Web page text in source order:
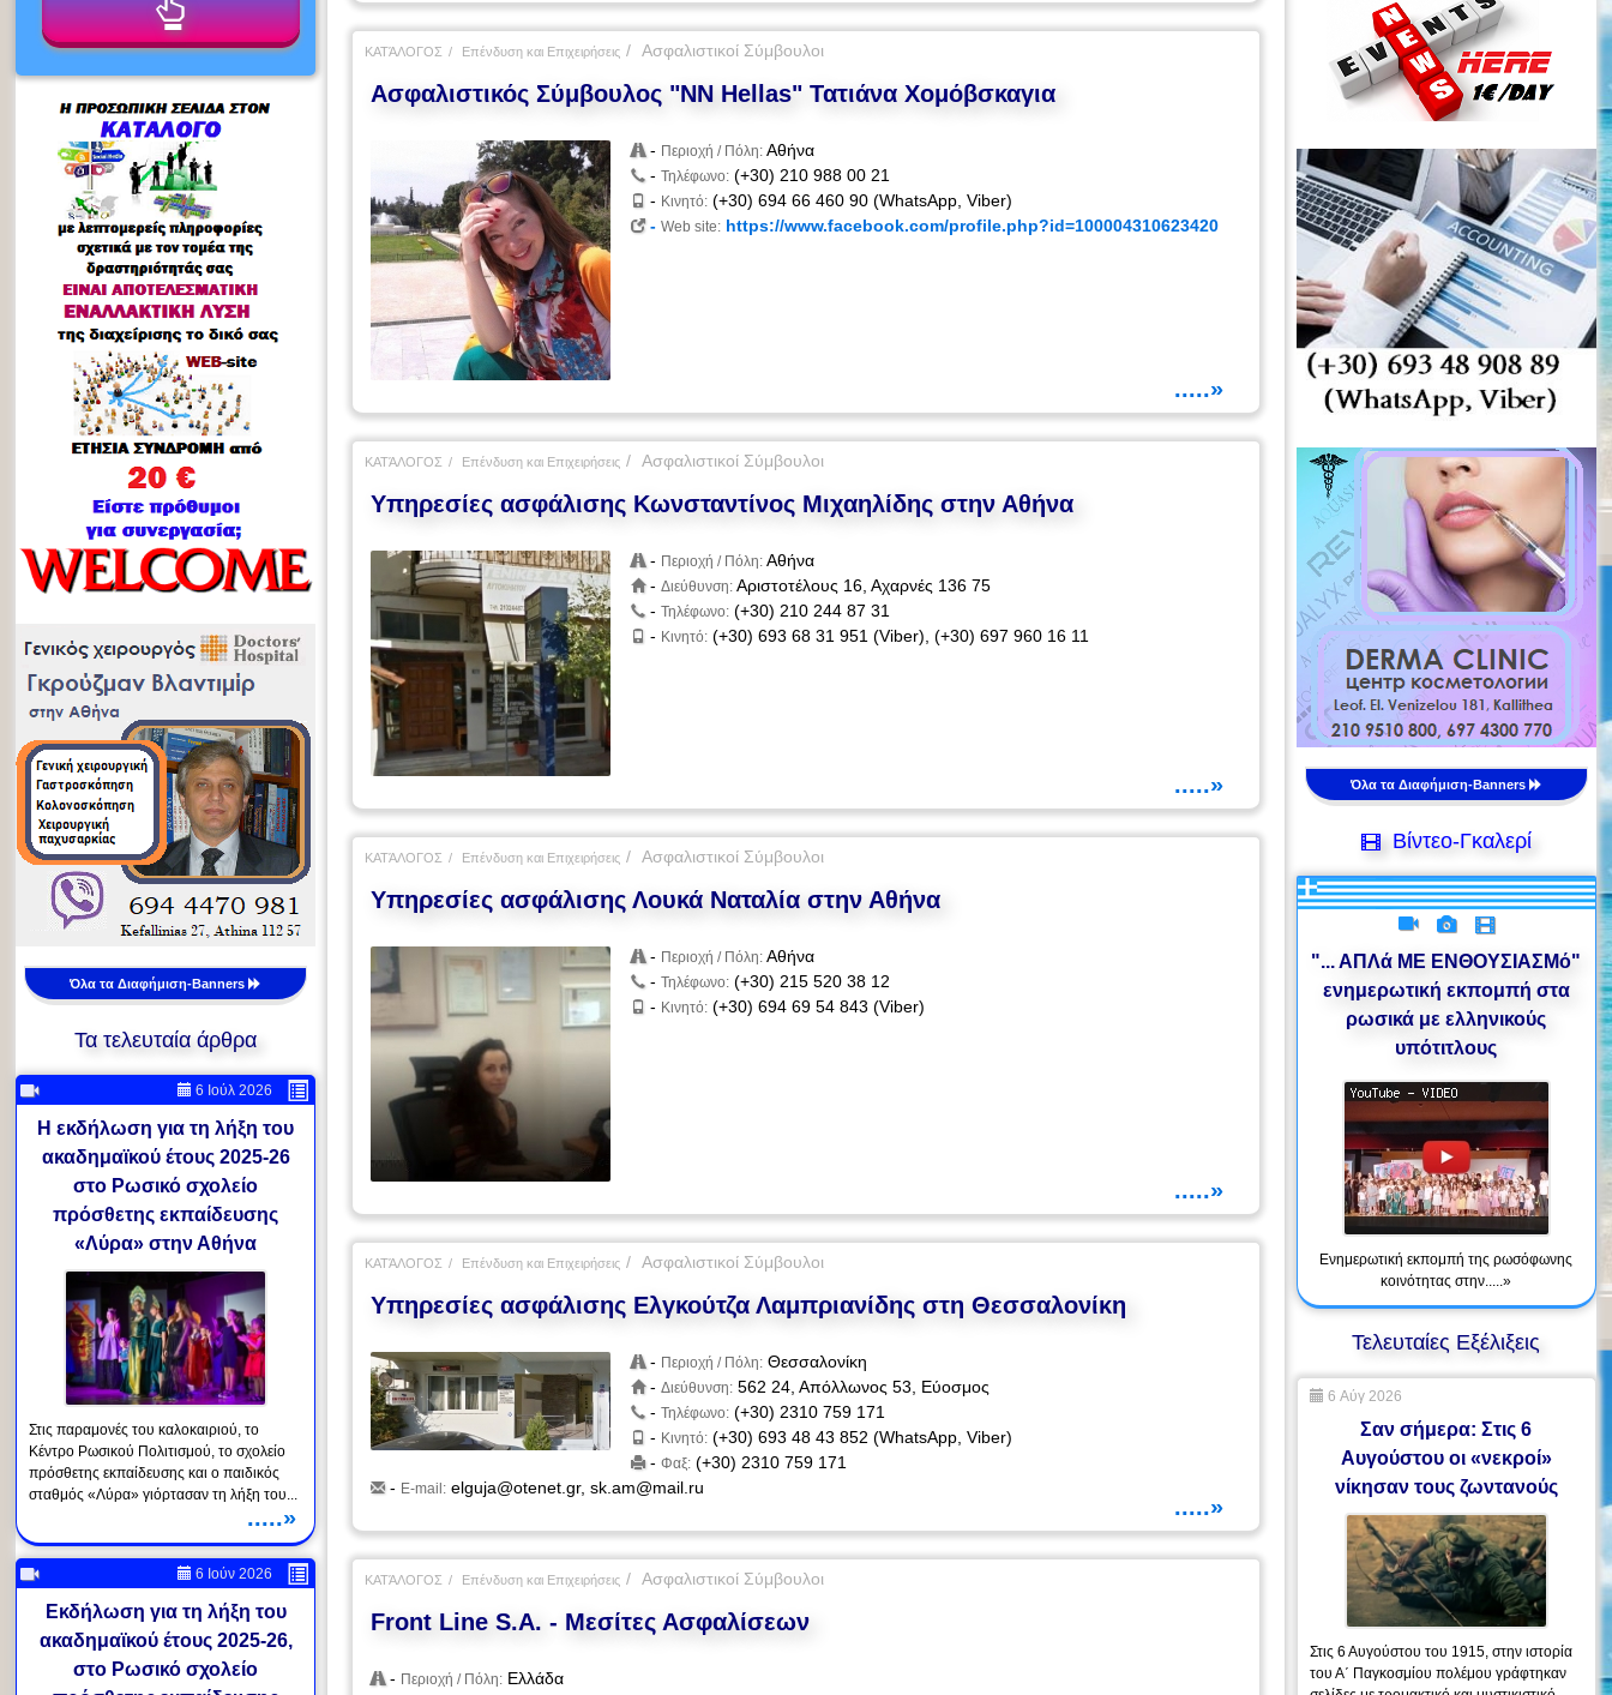
ΚΑΤΆΛΟΓΟΣ Επένδυση και Επιχειρήσεις Ασφαλιστικοί Σύμβουλοι
Ασφαλιστικός Σύμβουλος "NN Hellas" Τατιάνα Χομόβσκαγια
- Περιοχή / Πόλη: Αθήνα
-Τηλέφωνο: (+30) 210 988 00 21
- Κινητό: (+30) 694 66 460 90 (WhatsApp, Viber)
-Web site: https://www.facebook.com/profile.php?id=100004310623420
.....»
ΚΑΤΆΛΟΓΟΣ Επένδυση και Επιχειρήσεις Ασφαλιστικοί Σύμβουλοι
Υπηρεσίες ασφάλισης Κωνσταντίνος Μιχαηλίδης στην Αθήνα
- Περιοχή / Πόλη: Αθήνα
-Διεύθυνση: Αριστοτέλους 16, Αχαρνές 136 75
-Τηλέφωνο: (+30) 210 244 87 31
- Κινητό: (+30) 693 68 31 951 (Viber), (+30) 697 960 16 11
.....»
ΚΑΤΆΛΟΓΟΣ Επένδυση και Επιχειρήσεις Ασφαλιστικοί Σύμβουλοι
Υπηρεσίες ασφάλισης Λουκά Ναταλία στην Αθήνα
- Περιοχή / Πόλη: Αθήνα
-Τηλέφωνο: (+30) 215 520 38 12
- Κινητό: (+30) 694 69 54 843 (Viber)
.....»
ΚΑΤΆΛΟΓΟΣ Επένδυση και Επιχειρήσεις Ασφαλιστικοί Σύμβουλοι
Υπηρεσίες ασφάλισης Ελγκούτζα Λαμπριανίδης στη Θεσσαλονίκη
- Περιοχή / Πόλη: Θεσσαλονίκη
-Διεύθυνση: 562 24, Απόλλωνος 53, Εύοσμος
-Τηλέφωνο: (+30) 2310 759 171
- Κινητό: (+30) 693 48 43 852 (WhatsApp, Viber)
-Φαξ: (+30) 2310 759 171
- E-mail: elguja@otenet.gr,sk.am@mail.ru
.....»
ΚΑΤΆΛΟΓΟΣ Επένδυση και Επιχειρήσεις Ασφαλιστικοί Σύμβουλοι
Front Line S.A. - Μεσίτες Ασφαλίσεων
- Περιοχή / Πόλη: Ελλάδα
Όλα τα Διαφήμιση-Banners
Τα τελευταία άρθρα
6 Ιούλ 2026
Η εκδήλωση για τη λήξη του
ακαδημαϊκού έτους 2025-26
στο Ρωσικό σχολείο
πρόσθετης εκπαίδευσης
«Λύρα» στην Αθήνα
Στις παραμονές του καλοκαιριού, το
Κέντρο Ρωσικού Πολιτισμού, το σχολείο
πρόσθετης εκπαίδευσης και ο παιδικός
σταθμός «Λύρα» γιόρτασαν τη λήξη του...
.....»
6 Ιούν 2026
Εκδήλωση για τη λήξη του
ακαδημαϊκού έτους 2025-26,
στο Ρωσικό σχολείο
Όλα τα Διαφήμιση-Banners
Βίντεο-Γκαλερί
"... ΑΠΛά ΜΕ ΕΝΘΟΥΣΙΑΣΜό"
ενημερωτική εκπομπή στα
ρωσικά με ελληνικούς
υπότιτλους
Ενημερωτική εκπομπή της ρωσόφωνης
κοινότητας στην.....»
Τελευταίες Εξέλιξεις
6 Αύγ 2026
Σαν σήμερα: Στις 6
Αυγούστου οι «νεκροί»
νίκησαν τους ζωντανούς
Στις 6 Αυγούστου του 1915, στην ιστορία
του Α΄ Παγκοσμίου πολέμου γράφτηκαν